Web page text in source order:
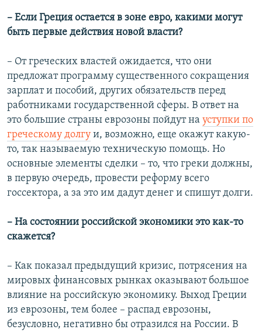
– Если Греция остается в зоне евро, какими могут
быть первые действия новой власти?
– От греческих властей ожидается, что они
предложат программу существенного сокращения
зарплат и пособий, других обязательств перед
работниками государственной сферы. В ответ на
это большие страны еврозоны пойдут на уступки по
греческому долгу и, возможно, еще окажут какую-
то, так называемую техническую помощь. Но
основные элементы сделки – то, что греки должны,
в первую очередь, провести реформу всего
госсектора, а за это им дадут денег и спишут долги.
– На состоянии российской экономики это как-то
скажется?
– Как показал предыдущий кризис, потрясения на
мировых финансовых рынках оказывают большое
влияние на российскую экономику. Выход Греции
из еврозоны, тем более – распад еврозоны,
безусловно, негативно бы отразился на России. В